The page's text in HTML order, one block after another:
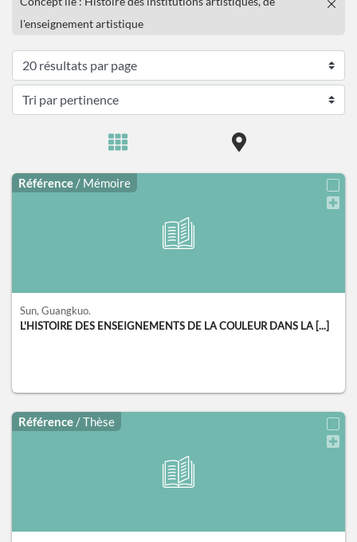
l'enseignement artistique
Référence / Mémoire
Sun, Guangkuo.
L'HISTOIRE DES ENSEIGNEMENTS DE LA COULEUR DANS LA [...]
Référence / Thèse